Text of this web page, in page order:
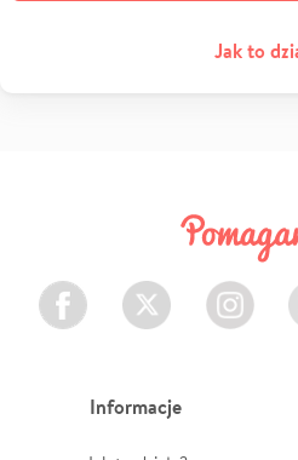
Jak to
Facebook Twitter Instagram
Informacje